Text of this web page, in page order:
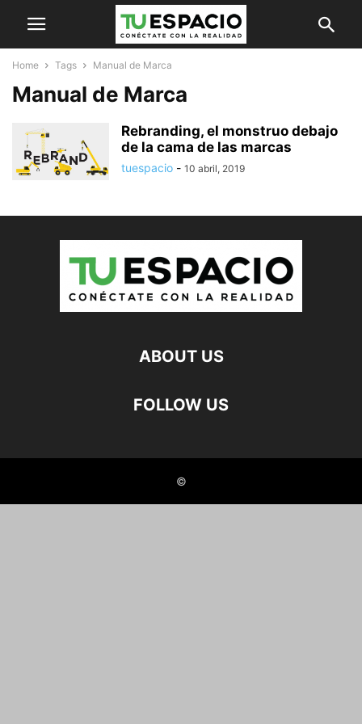
Home Tags Manual de Marca
Manual de Marca
Rebranding, el monstruo debajo
de la cama de las marcas
tuespacio - 10 abril, 2019
ABOUT US
FOLLOW US
©